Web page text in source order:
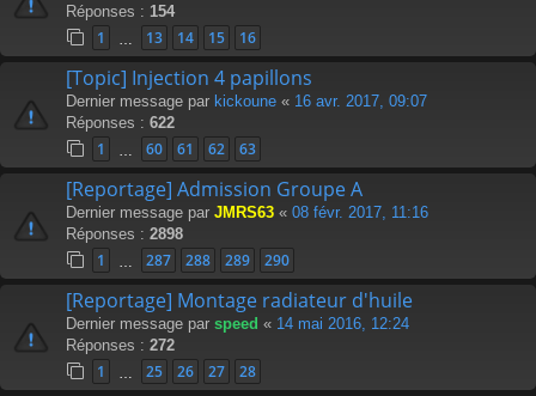
Réponses : 154
1 13 14 15 16
[Topic] Injection 4 papillons
Dernier message par kickoune « 16 avr. 2017, 09:07
Réponses : 622
1 60 61 62 63
[Reportage] Admission Groupe A
Dernier message par JMRS63 « 08 févr. 2017, 11:16
Réponses : 2898
1 287 288 289 290
[Reportage] Montage radiateur d'huile
Dernier message par speed « 14 mai 2016, 12:24
Réponses : 272
1 25 26 27 28